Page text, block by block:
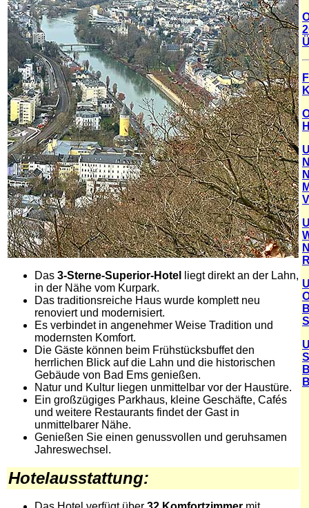
Das 3-Sterne-Superior-Hotel
liegt direkt an der Lahn,
in der Nähe vom Kurpark.
Das traditionsreiche Haus wurde komplett neu
renoviert und modernisiert.
Es verbindet in angenehmer Weise Tradition und
modernsten Komfort.
Die Gäste können beim Frühstücksbuffet den
herrlichen Blick auf die Lahn und die historischen
Gebäude von Bad Ems genießen.
Natur und Kultur liegen unmittelbar vor der Haustüre.
Ein großzügiges Parkhaus, kleine Geschäfte, Cafés
und weitere Restaurants findet der Gast in
unmittelbarer Nähe.
Genießen Sie einen genussvollen und geruhsamen
Jahreswechsel.
Hotelausstattung: